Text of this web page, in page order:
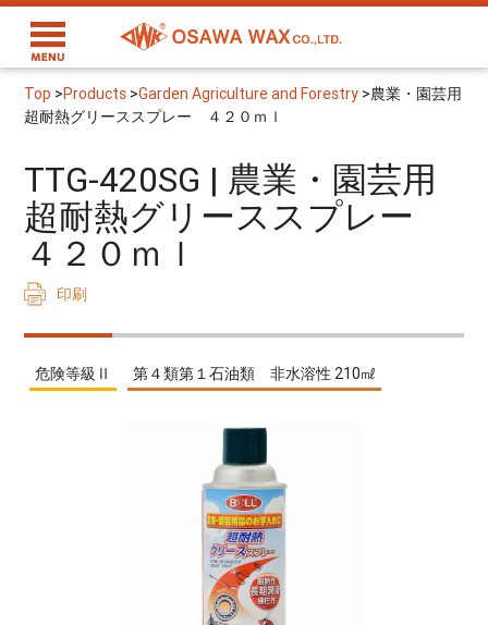
Top >Products >Garden Agriculture and Forestry >農業・園芸用
超耐熱グリーススプレー ４２０ｍｌ
TTG-420SG | 農業・園芸用
超耐熱グリーススプレー
４２０ｍｌ
印刷
危険等級Ⅱ 第４類第１石油類 非水溶性 210㎖